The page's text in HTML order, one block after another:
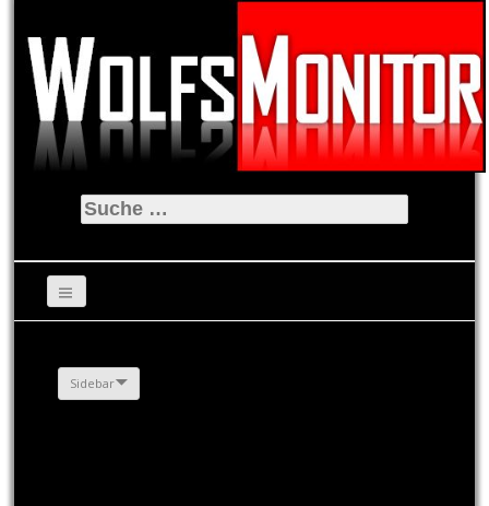
Suche
nach:
Sidebar